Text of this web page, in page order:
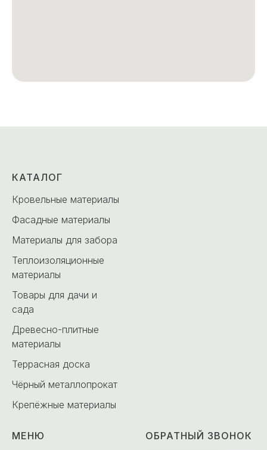
КАТАЛОГ
Кровельные материалы
Фасадные материалы
Материалы для забора
Теплоизоляционные
материалы
Товары для дачи и
сада
Древесно-плитные
материалы
Террасная доска
Чёрный металлопрокат
Крепёжные материалы
МЕНЮ
ОБРАТНЫЙ ЗВОНОК